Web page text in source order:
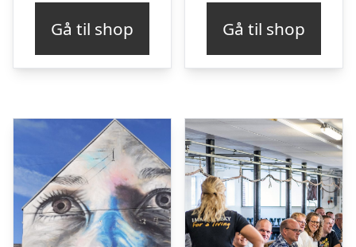
Gå til shop Gå til shop